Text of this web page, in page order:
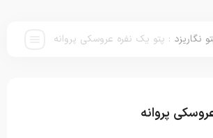
نگاریزد : پتو یک نفره عروسکی پروانه
پروانه